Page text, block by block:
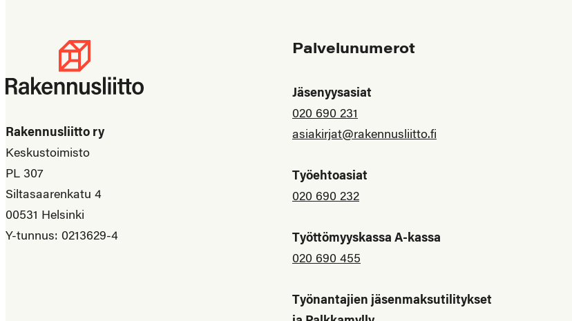
Rakennusliitto ry
Keskustoimisto
PL 307
Siltasaarenkatu 4
00531 Helsinki
Y-tunnus: 0213629-4
Palvelunumerot
Jäsenyysasiat
020 690 231
asiakirjat@rakennusliitto.fi
Työehtoasiat
020 690 232
Työttömyyskassa A-kassa
020 690 455
Työnantajien jäsenmaksutilitykset